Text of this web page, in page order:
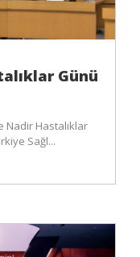
Günü
Nadir Hastalıklar
Sağl...